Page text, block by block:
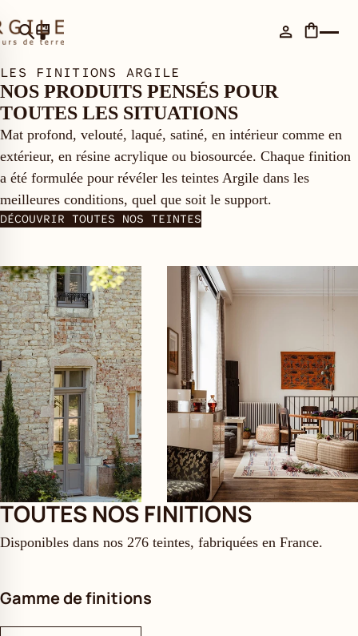
LES FINITIONS ARGILE
NOS PRODUITS PENSÉS POUR
TOUTES LES SITUATIONS
Mat profond, velouté, laqué, satiné, en intérieur comme en
extérieur, en résine acrylique ou biosourcée. Chaque finition
a été formulée pour révéler les teintes Argile dans les
meilleures conditions, quel que soit le support.
DÉCOUVRIR TOUTES NOS TEINTES
TOUTES NOS FINITIONS
Disponibles dans nos 276 teintes, fabriquées en France.
Gamme de finitions